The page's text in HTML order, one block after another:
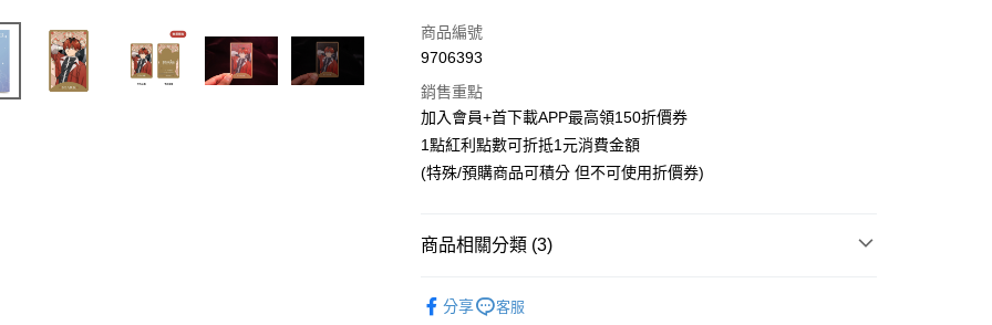
信用卡一次付款
LINE Pay
Apple Pay
Google Pay
貨到付款
商品編號
9706393
銷售重點
加入會員+首下載APP最高領150折價券
1點紅利點數可折抵1元消費金額
(特殊/預購商品可積分 但不可使用折價券)
商品相關分類 (3)
莉蓮
■生活週邊/票券/福袋組合/其他
分享 客服